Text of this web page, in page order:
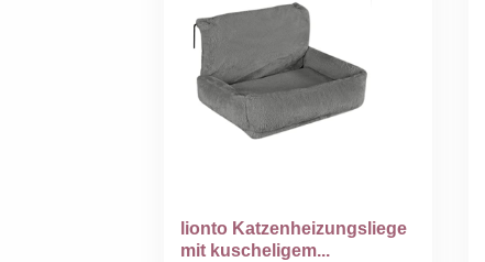
lionto Katzenheizungsliege
mit kuscheligem...